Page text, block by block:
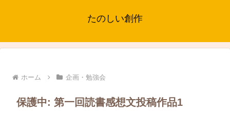
たのしい創作
ホーム 企画・勉強会
保護中: 第一回読書感想文投稿作品1